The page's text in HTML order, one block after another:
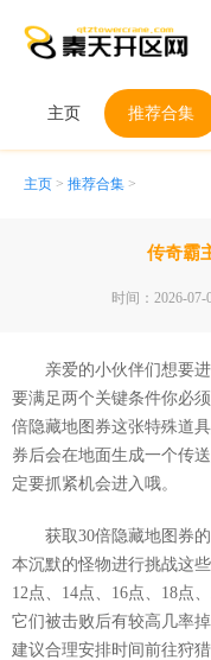
主页 推荐合集
主页 > 推荐合集 >
传奇霸
时间：2026-07-
亲爱的小伙伴们想要
要满足两个关键条件你必
倍隐藏地图券这张特殊道
券后会在地面生成一个传
定要抓紧机会进入哦。
获取30倍隐藏地图券
本沉默的怪物进行挑战这
12点、14点、16点、18点
它们被击败后有较高几率
建议合理安排时间前往狩猎